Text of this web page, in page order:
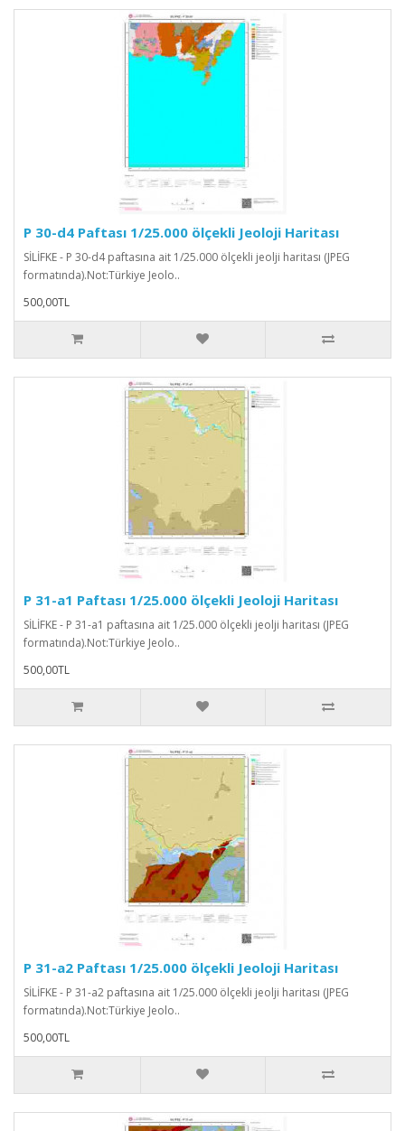
P 30-d4 Paftası 1/25.000 ölçekli Jeoloji Haritası
SİLİFKE - P 30-d4 paftasına ait 1/25.000 ölçekli jeolji haritası (JPEG
formatında).Not:Türkiye Jeolo..
500,00TL
P 31-a1 Paftası 1/25.000 ölçekli Jeoloji Haritası
SİLİFKE - P 31-a1 paftasına ait 1/25.000 ölçekli jeolji haritası (JPEG
formatında).Not:Türkiye Jeolo..
500,00TL
P 31-a2 Paftası 1/25.000 ölçekli Jeoloji Haritası
SİLİFKE - P 31-a2 paftasına ait 1/25.000 ölçekli jeolji haritası (JPEG
formatında).Not:Türkiye Jeolo..
500,00TL